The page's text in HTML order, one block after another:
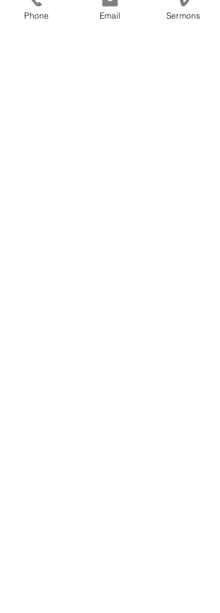
시온의 딸, 이스라엘, 예루살렘 딸에게 노
래하고 기뻐하라고 명령한다.
Phone Email Sermons